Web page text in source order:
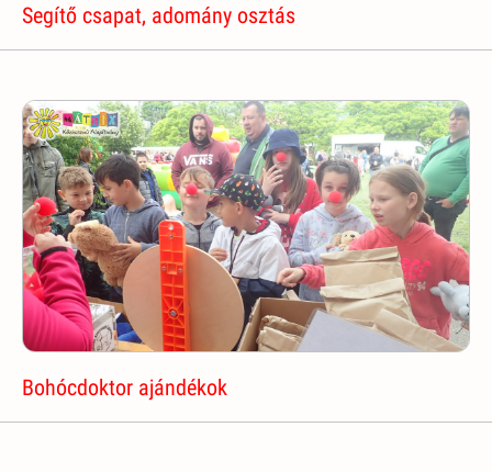
Segítő csapat, adomány osztás
Bohócdoktor ajándékok